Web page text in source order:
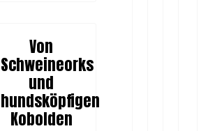
Von
Schweineorks
und
hundsköpfigen
Kobolden